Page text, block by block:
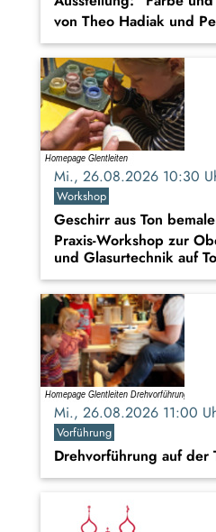
von Theo Hadiak und
Mi., 26.08.2026 10:30
Workshop
Geschirr aus Ton
Praxis-Workshop zur
und Glasurtechnik auf
Mi., 26.08.2026 11:00
Vorführung
Drehvorführung auf der